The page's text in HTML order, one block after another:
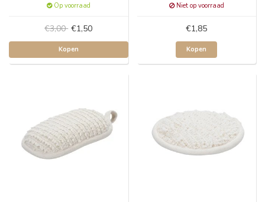
Op voorraad
€3,00 €1,50
Kopen
Niet op voorraad
€1,85
Kopen